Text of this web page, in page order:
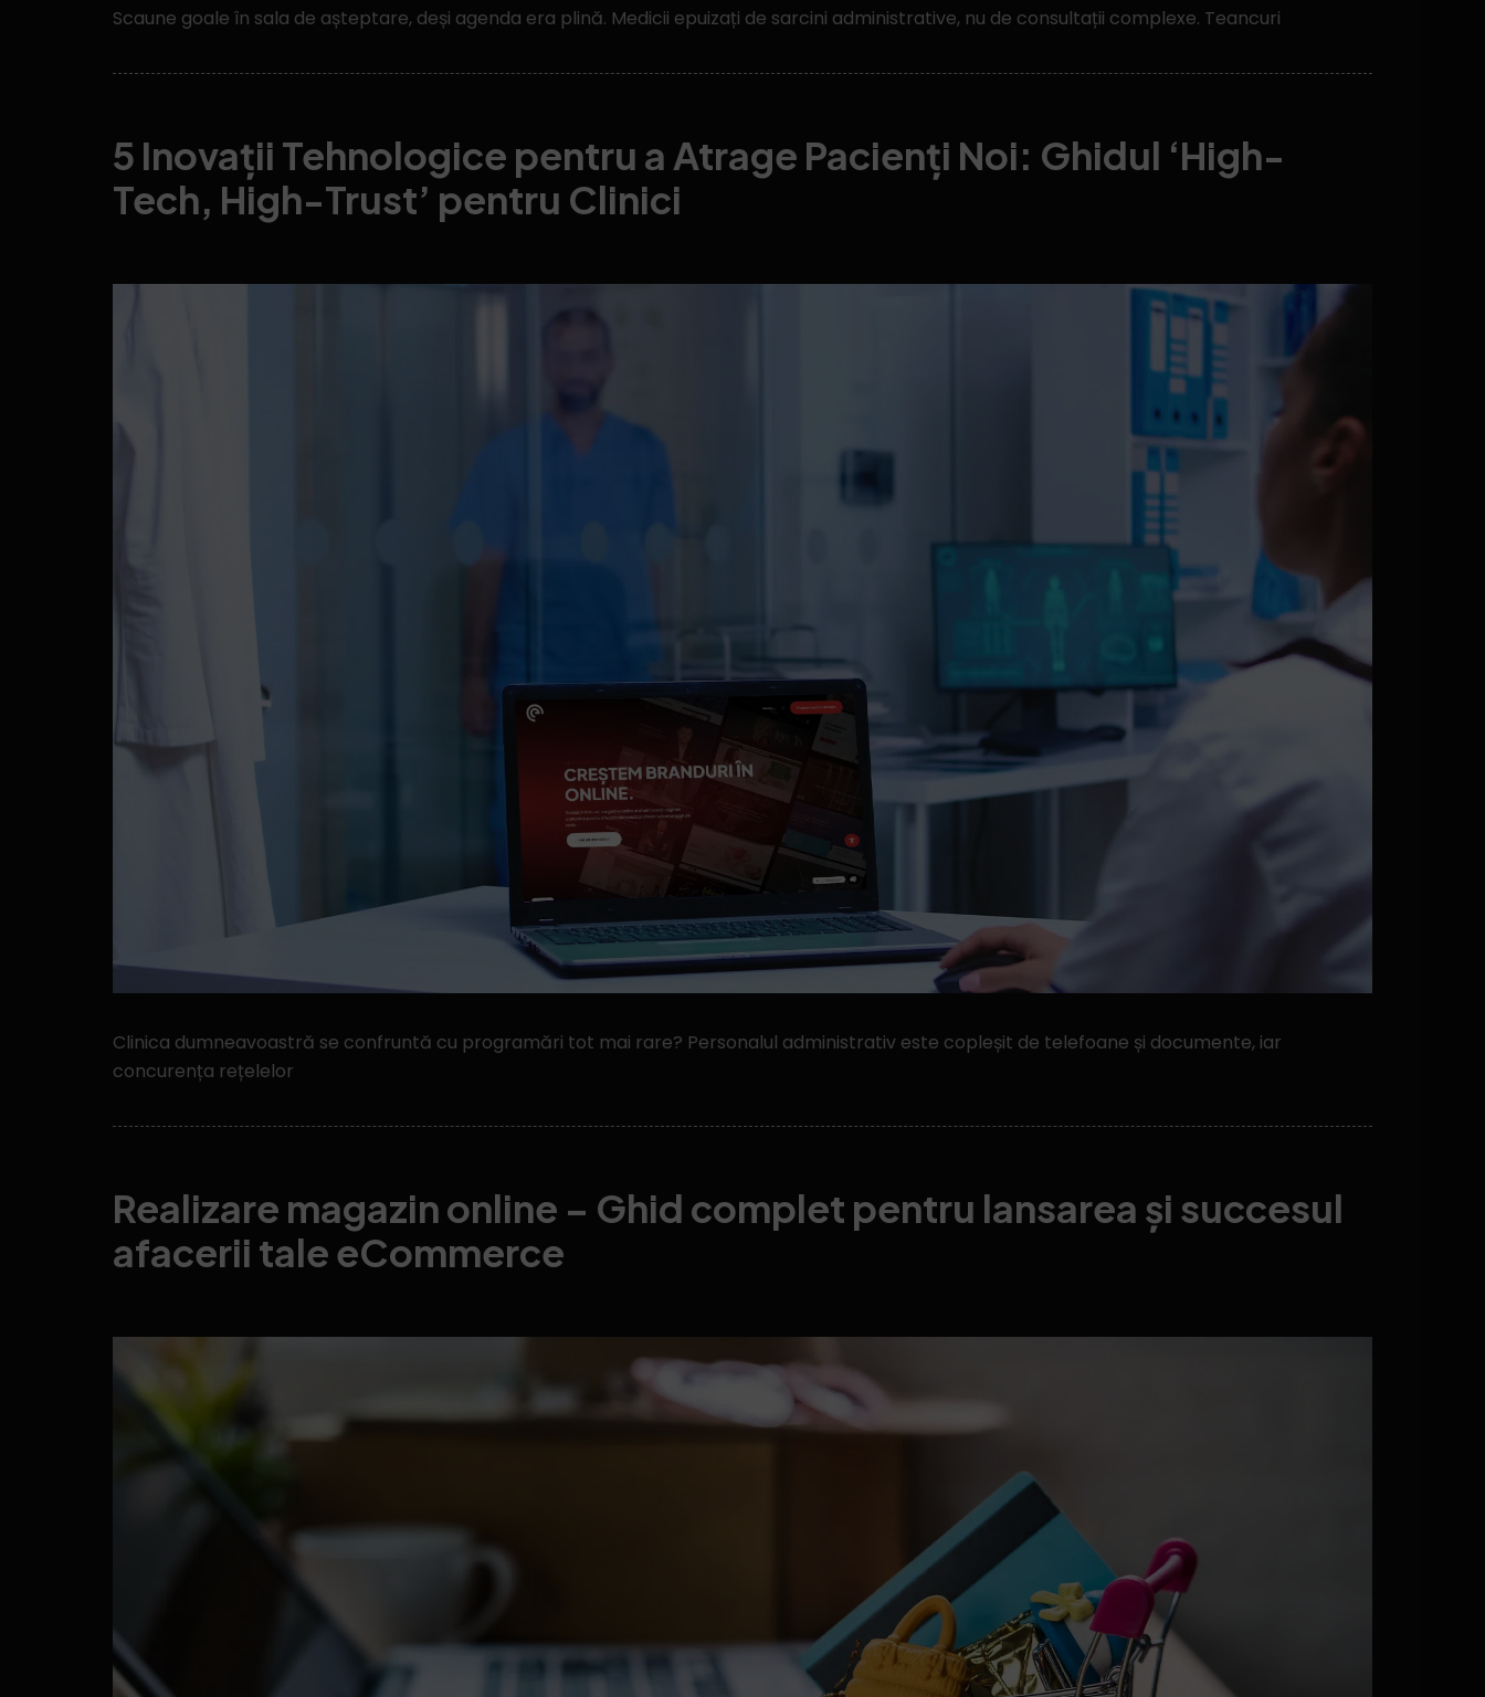
Scaune goale în sala de așteptare, deși agenda era plină. Medicii epuizați de sarcini administrative, nu de consultații complexe. Teancuri
5 Inovații Tehnologice pentru a Atrage Pacienți Noi: Ghidul ‘High-
Tech, High-Trust’ pentru Clinici
Clinica dumneavoastră se confruntă cu programări tot mai rare? Personalul administrativ este copleșit de telefoane și documente, iar
concurența rețelelor
Realizare magazin online – Ghid complet pentru lansarea și succesul
afacerii tale eCommerce